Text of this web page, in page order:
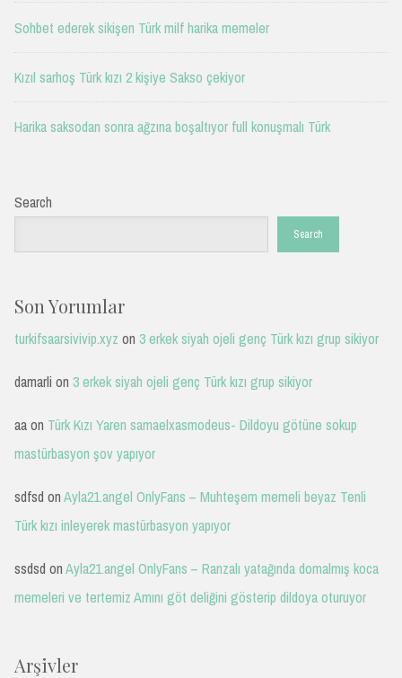
Sohbet ederek sikişen Türk milf harika memeler
Kızıl sarhoş Türk kızı 2 kişiye Sakso çekiyor
Harika saksodan sonra ağzına boşaltıyor full konuşmalı Türk
Search
Search
Son Yorumlar
turkifsaarsivivip.xyz on 3 erkek siyah ojeli genç Türk kızı grup sikiyor
damarli on 3 erkek siyah ojeli genç Türk kızı grup sikiyor
aaon Türk Kızı Yaren samaelxasmodeus- Dildoyu götüne sokup
mastürbasyon şov yapıyor
sdfsd onAyla21.angel OnlyFans – Muhteşem memeli beyaz Tenli
Türk kızı inleyerek mastürbasyon yapıyor
ssdsd onAyla21.angel OnlyFans – Ranzalı yatağında domalmış koca
memeleri ve tertemiz Amını göt deliğini gösterip dildoya oturuyor
Arşivler